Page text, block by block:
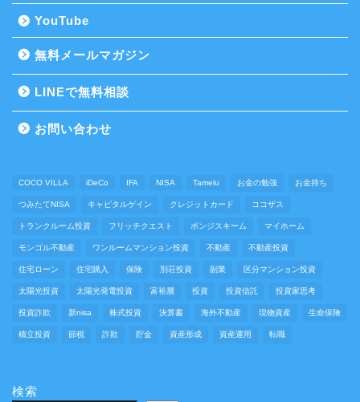
YouTube
無料メールマガジン
LINEで無料相談
お問い合わせ
COCO VILLA iDeCo IFA NISA Tamelu お金の勉強 お金持ち
つみたてNISA キャピタルゲイン クレジットカード ココザス
トランクルーム投資 フリッチクエスト ポンジスキーム マイホーム
モンゴル不動産 ワンルームマンション投資 不動産 不動産投資
住宅ローン 住宅購入 保険 別荘投資 副業 区分マンション投資
太陽光投資 太陽光発電投資 富裕層 投資 投資信託 投資家思考
投資詐欺 新nisa 株式投資 決算書 海外不動産 現物資産 生命保険
積立投資 節税 詐欺 貯金 資産形成 資産運用 転職
検索